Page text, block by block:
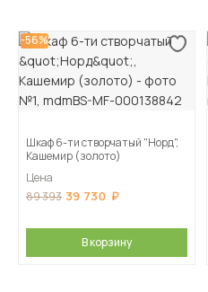
-56%
Шкаф 6-ти створчатый "Норд",
Кашемир (золото)
Цена
89 393 39 730
В корзину